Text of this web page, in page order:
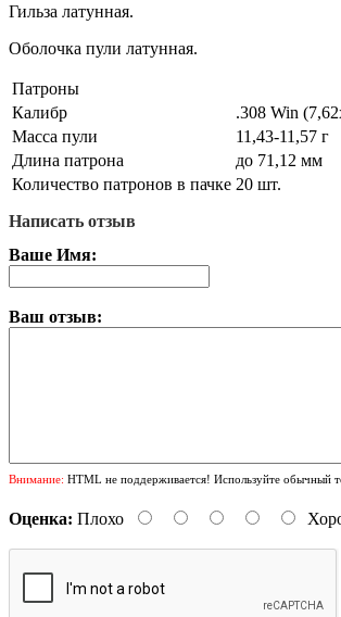
Гильза латунная.
Оболочка пули латунная.
Патроны
Калибр
.308 Win
Масса пули
11,43-11,57 г
Длина патрона
до 71,12 мм
Количество патронов в пачке 20 шт.
Написать отзыв
Ваше Имя:
Ваш отзыв:
Внимание: HTML не поддерживается! Используйте обычный
Оценка: Плохо